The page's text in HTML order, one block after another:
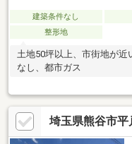
建築条件なし
整形地
土地50坪以上、市街地が
なし、都市ガス
埼玉県熊谷市平